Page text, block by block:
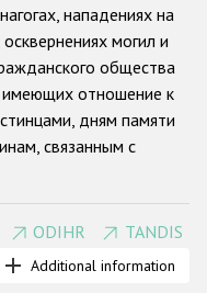
общества
нападениях на
могил и
общества
отношение к
дням памяти
связанным с
осудили
конференции
ODIHR TANDIS
Additional information